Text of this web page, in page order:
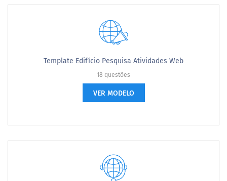
Template Edifício Pesquisa Atividades Web
18 questões
VER MODELO